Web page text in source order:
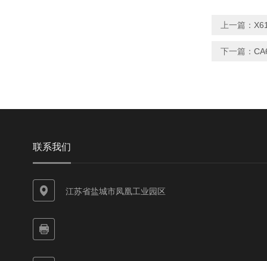
上一篇：
下一篇：
联系我们
江苏省盐城市凤凰工业园区